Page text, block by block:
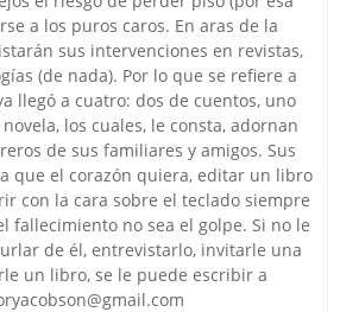
a los puros caros. En aras de la
sus intervenciones en revistas,
(de nada). Por lo que se refiere a
llegó a cuatro: dos de cuentos, uno
los cuales, le consta, adornan
de sus familiares y amigos. Sus
que el corazón quiera, editar un libro
con la cara sobre el teclado siempre
fallecimiento no sea el golpe. Si no le
de él, entrevistarlo, invitarle una
un libro, se le puede escribir a